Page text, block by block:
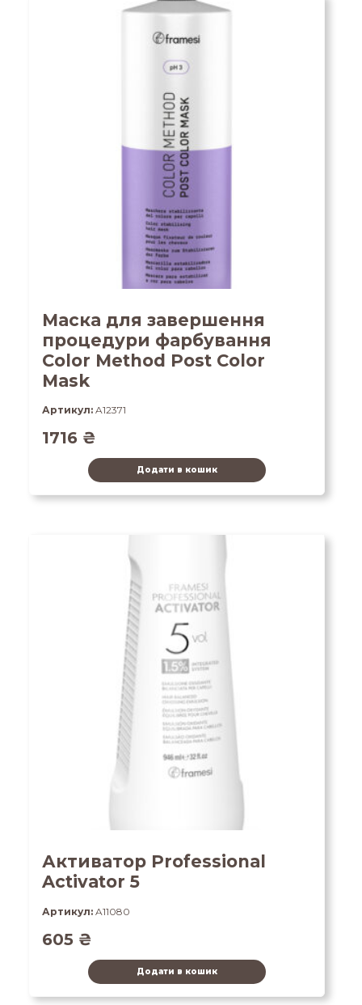
Маска для завершення
процедури фарбування
Color Method Post Color
Mask
Артикул: A12371
1716 ₴
Додати в кошик
Активатор Professional
Activator 5
Артикул: A11080
605 ₴
Додати в кошик